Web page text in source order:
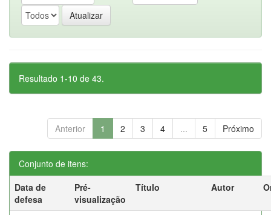
Resultado 1-10 de 43.
Anterior 1 2 3 4 ... 5 Próximo
Conjunto de itens:
Data de
defesa
Pré-
visualização
Título Autor